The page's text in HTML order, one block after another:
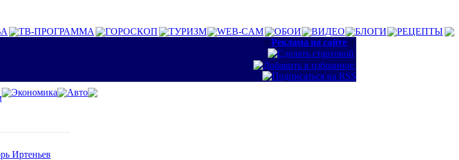
ТВ-ПРОГРАММА ГОРОСКОП ТУРИЗМ WEB-CAM ОБОИ ВИДЕО БЛОГИ
РЕЦЕПТЫ
:: Реклама на сайте ::
Экономика
Авто
Иртеньев